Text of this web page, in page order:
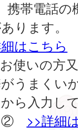
携帯電話
ります。
はこちら
使いの方
うまくい
ら入力し
② >>詳細